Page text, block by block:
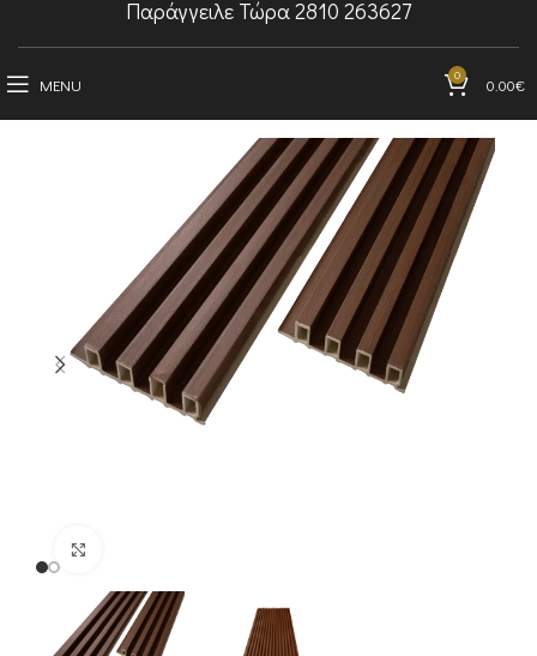
Παράγγειλε Τώρα 2810 263627
MENU 0 0.00€